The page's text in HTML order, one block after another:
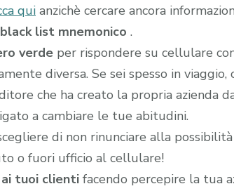
qui anzichè cercare ancora
list mnemonico .
verde per rispondere su cellulare
diversa. Se sei spesso in
che ha creato la propria azienda
a cambiare le tue abitudini.
di non rinunciare alla
o fuori ufficio al cellulare!
tuoi clienti facendo percepire la tua